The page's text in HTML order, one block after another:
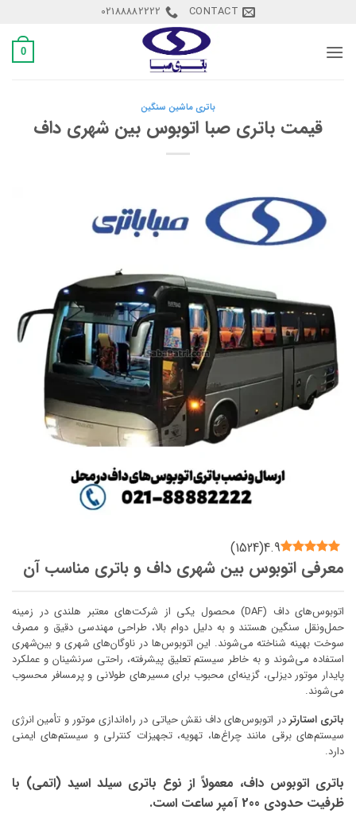
content
CONTACT
02188882222
0
باتری ماشین سنگین
قیمت باتری صبا اتوبوس بین شهری داف
4.9
(
1524
)
معرفی اتوبوس بین شهری داف و باتری مناسب آن
اتوبوس‌های داف (DAF) محصول یکی از شرکت‌های معتبر هلندی در زمینه
حمل‌ونقل سنگین هستند و به دلیل دوام بالا، طراحی مهندسی دقیق و مصرف
سوخت بهینه شناخته می‌شوند. این اتوبوس‌ها در ناوگان‌های شهری و بین‌شهری
استفاده می‌شوند و به خاطر سیستم تعلیق پیشرفته، راحتی سرنشینان و عملکرد
پایدار موتور دیزلی، گزینه‌ای محبوب برای مسیرهای طولانی و پرمسافر محسوب
می‌شوند.
باتری استارتردر اتوبوس‌های داف نقش حیاتی در راه‌اندازی موتور و تأمین انرژی
سیستم‌های برقی مانند چراغ‌ها، تهویه، تجهیزات کنترلی و سیستم‌های ایمنی
دارد.
باتری اتوبوس داف، معمولاً از نوع باتری سیلد اسید (اتمی) با
ظرفیت حدودی 200 آمپر ساعت است.